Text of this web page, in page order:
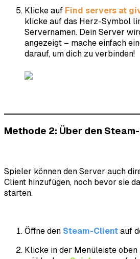
Klicke auf Find servers at
klicke auf das Herz-Symbol
Servernamen. Dein Server
angezeigt – mache einfach
darauf, um dich zu verbinden!
Methode 2: Über den
Spieler können den Server auch
Client hinzufügen, noch bevor sie
starten.
Öffne den Steam-Clientauf
Klicke in der Menüleiste